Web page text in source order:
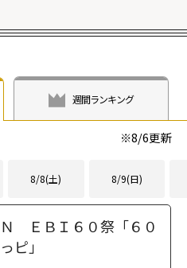
週間ランキング
※8/6更新
8/8(土) 8/9(日)
ＥＢＩ６０祭「６０
ピ」